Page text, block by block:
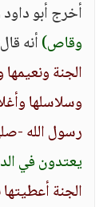
أخرج أبو
وقاص)أنه
الجنة
وسلاسلها
رسول الله -
يعتدون في
الجنة